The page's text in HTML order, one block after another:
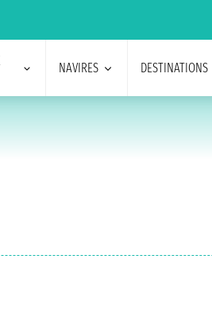
NAVIRES DESTINATIONS